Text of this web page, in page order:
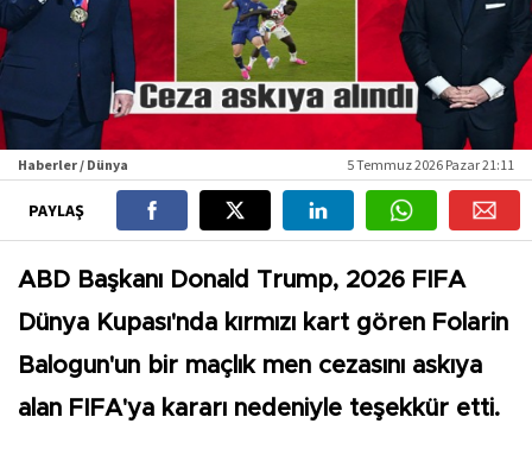
Haberler / Dünya 5 Temmuz 2026 Pazar 21:11
PAYLAŞ
ABD Başkanı Donald Trump, 2026 FIFA
Dünya Kupası'nda kırmızı kart gören Folarin
Balogun'un bir maçlık men cezasını askıya
alan FIFA'ya kararı nedeniyle teşekkür etti.